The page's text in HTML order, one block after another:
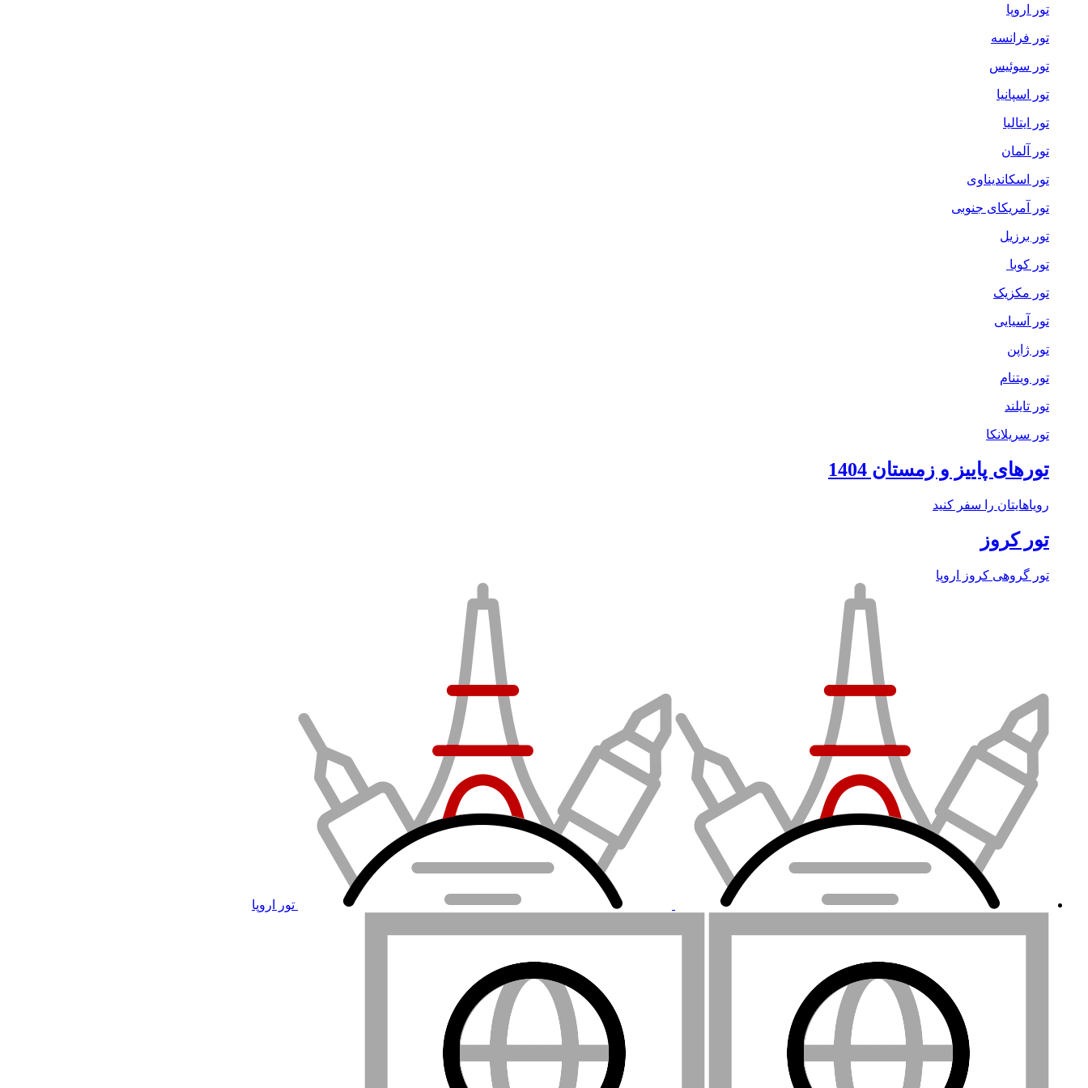
تور اروپا
تور فرانسه
تور سوئیس
تور اسپانیا
تور ایتالیا
تور آلمان
تور اسکاندیناوی
تور آمریکای جنوبی
تور برزیل
تور کوبا
تور مکزیک
تور آسیایی
تور ژاپن
تور ویتنام
تور تایلند
تور سریلانکا
تورهای پاییز و زمستان 1404
رویاهایتان را سفر کنید
تور کروز
تور گروهی کروز اروپا
تور اروپا